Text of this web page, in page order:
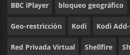
BBC iPlayer bloqueo geográfico
Geo-restricción Kodi Kodi
Red Privada Virtual Shellfire